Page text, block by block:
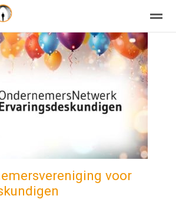
agenda adverteren
Zoeken Pagina's
voor